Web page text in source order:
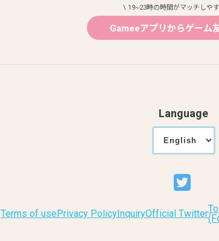
\ 19~23時の時間がマッチしや
Gameeアプリからゲーム
Language
Terms of usePrivacy Policy InquiryOfficial Twitter